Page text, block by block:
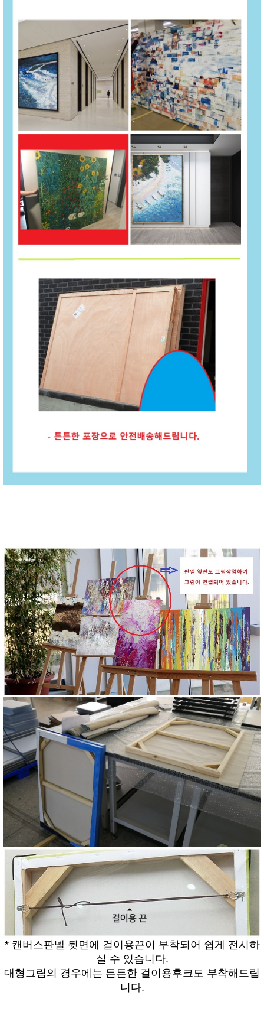
* 캔버스판넬 뒷면에 걸이용끈이 부착되어 쉽게 전시하
실 수 있습니다.
대형그림의 경우에는 튼튼한 걸이용후크도 부착해드립
니다.